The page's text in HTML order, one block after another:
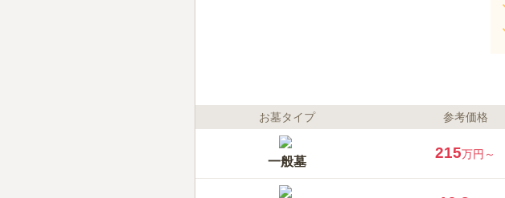
お墓タイプ 参考価格
一般墓
215万円～